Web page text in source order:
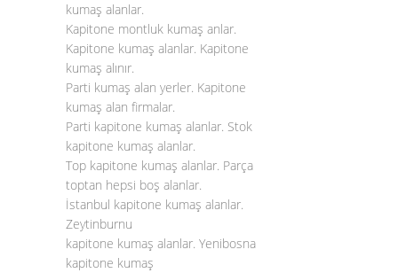
kumaş alanlar.
Kapitone montluk kumaş anlar.
Kapitone kumaş alanlar. Kapitone
kumaş alınır.
Parti kumaş alan yerler. Kapitone
kumaş alan firmalar.
Parti kapitone kumaş alanlar. Stok
kapitone kumaş alanlar.
Top kapitone kumaş alanlar. Parça
toptan hepsi boş alanlar.
İstanbul kapitone kumaş alanlar.
Zeytinburnu
kapitone kumaş alanlar. Yenibosna
kapitone kumaş